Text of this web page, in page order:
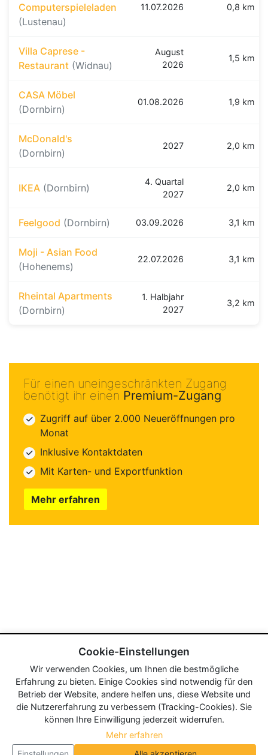
Computerspieleladen
(Lustenau)
11.07.2026 0,8 km
Villa Caprese -
Restaurant (Widnau)
August
2026
1,5 km
CASA Möbel
(Dornbirn)
01.08.2026 1,9 km
McDonald's
(Dornbirn)
2027 2,0 km
IKEA (Dornbirn)
4. Quartal
2027
2,0 km
Feelgood (Dornbirn) 03.09.2026 3,1 km
Moji - Asian Food
(Hohenems)
22.07.2026 3,1 km
Rheintal Apartments
(Dornbirn)
1. Halbjahr
2027
3,2 km
Für einen uneingeschränkten Zugang
benötigt ihr einen Premium-Zugang
Zugriff auf über 2.000 Neueröffnungen pro
Monat
Inklusive Kontaktdaten
Mit Karten- und Exportfunktion
Mehr erfahren
Cookie-Einstellungen
Wir verwenden Cookies, um Ihnen die bestmögliche
Erfahrung zu bieten. Einige Cookies sind notwendig für den
Betrieb der Website, andere helfen uns, diese Website und
die Nutzererfahrung zu verbessern (Tracking-Cookies). Sie
können Ihre Einwilligung jederzeit widerrufen.
Mehr erfahren